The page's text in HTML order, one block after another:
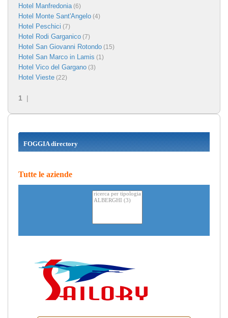
Hotel Manfredonia(6)
Hotel Monte Sant'Angelo (4)
Hotel Peschici (7)
Hotel Rodi Garganico (7)
Hotel San Giovanni Rotondo (15)
Hotel San Marco in Lamis (1)
Hotel Vico del Gargano (3)
Hotel Vieste (22)
1 |
FOGGIA directory
Tutte le aziende